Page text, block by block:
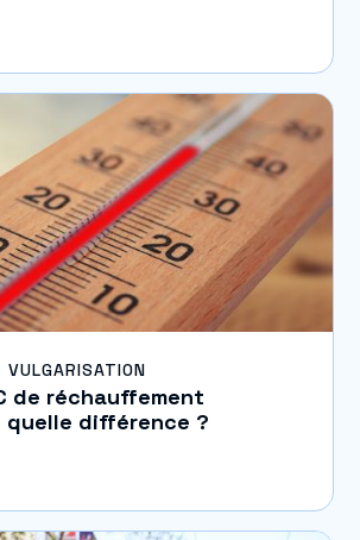
VULGARISATION
de réchauffement
quelle différence ?